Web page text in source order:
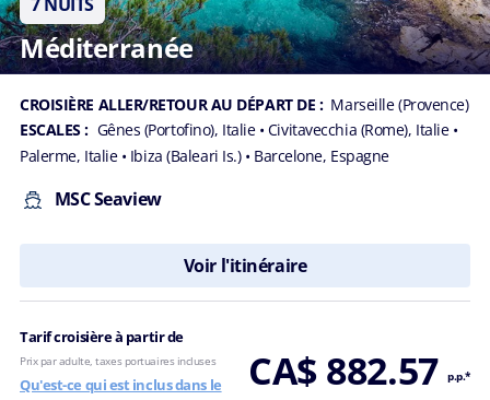
Méditerranée
CROISIÈRE ALLER/RETOUR AU DÉPART DE : Marseille (Provence)
ESCALES : Gênes (Portofino), Italie • Civitavecchia (Rome), Italie •
Palerme, Italie • Ibiza (Baleari Is.) • Barcelone, Espagne
MSC Seaview
Voir l'itinéraire
Tarif croisière à partir de
CA$ 882.57 p.p.*
Prix par adulte, taxes portuaires incluses
Qu'est-ce qui est inclus dans le